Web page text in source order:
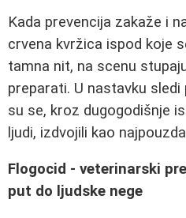
Kada prevencija zakaže i
crvena kvržica ispod koje
tamna nit, na scenu
preparati. U nastavku
su se, kroz dugogodišnje
ljudi, izdvojili kao
Flogocid - veterinarski
put do ljudske nege